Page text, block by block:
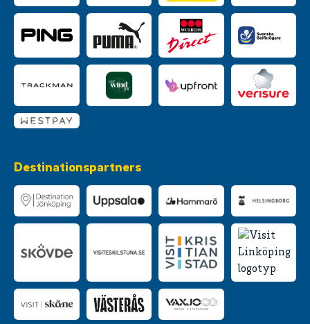
Destinationspartners